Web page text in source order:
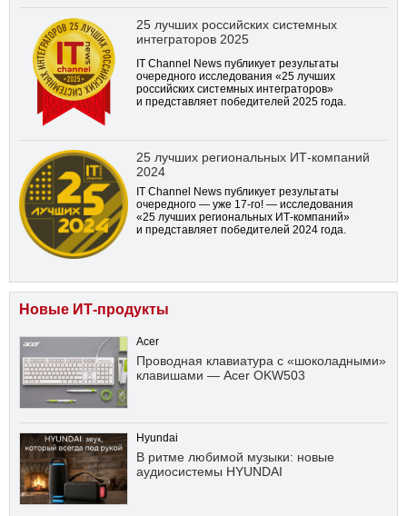
25 лучших российских системных
интеграторов 2025
IT Channel News публикует результаты
очередного исследования «25 лучших
российских системных интеграторов»
и представляет победителей 2025 года.
25 лучших региональных ИТ-компаний
2024
IT Channel News публикует результаты
очередного — уже 17-го! — исследования
«25 лучших региональных ИТ-компаний»
и представляет победителей 2024 года.
Новые ИТ-продукты
Acer
Проводная клавиатура с «шоколадными»
клавишами — Acer OKW503
Hyundai
В ритме любимой музыки: новые
аудиосистемы HYUNDAI